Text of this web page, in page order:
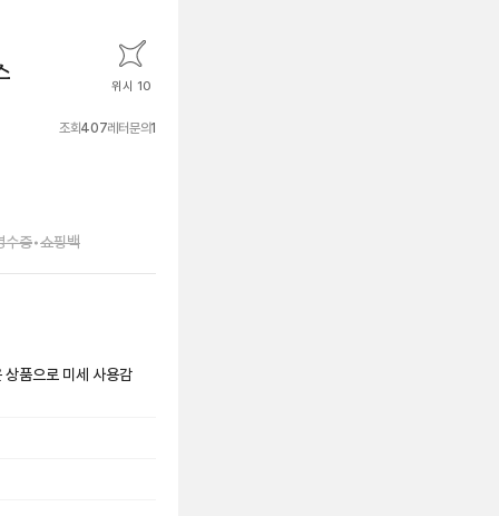
위시 10
조회407레터문의1
수증•쇼핑백
품으로 미세 사용감